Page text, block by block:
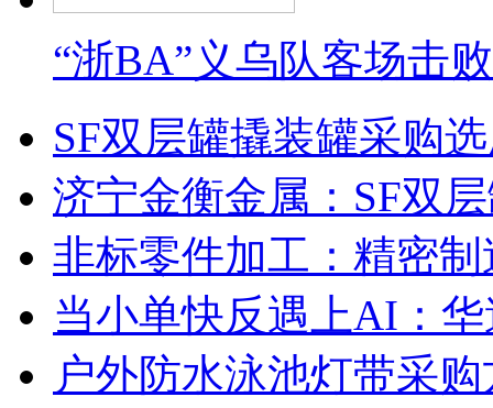
“浙BA”义乌队客场击
SF双层罐撬装罐采购
济宁金衡金属：SF双
非标零件加工：精密
当小单快反遇上AI：
户外防水泳池灯带采